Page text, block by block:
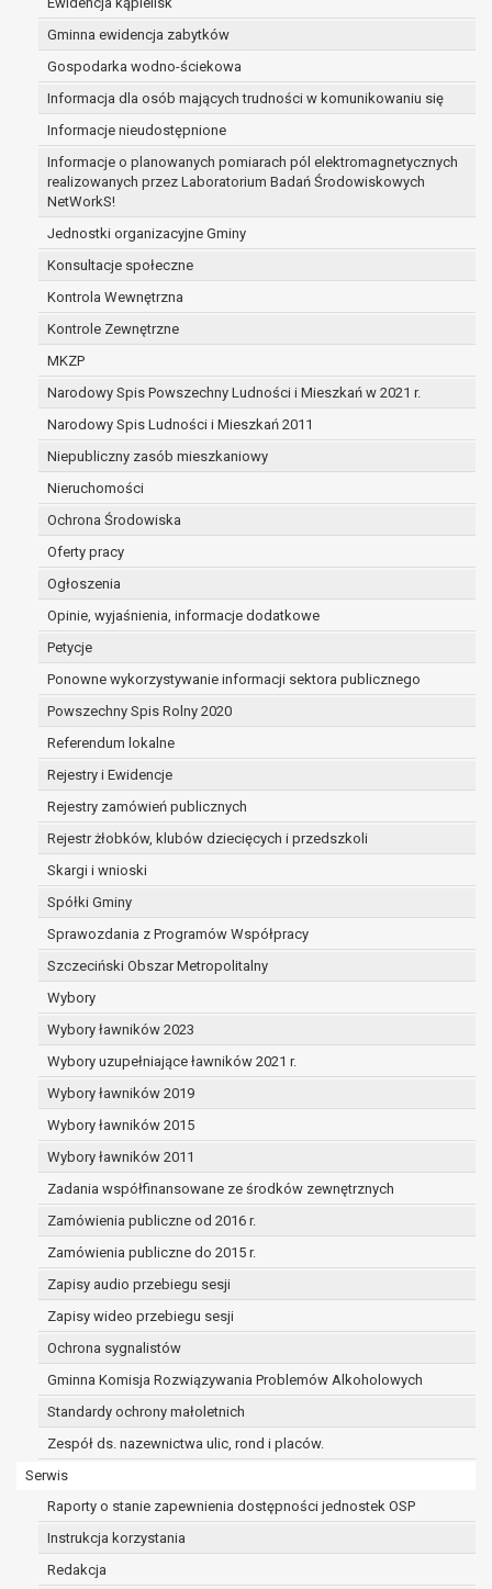
Gminna ewidencja zabytków
Gospodarka wodno-ściekowa
Informacja dla osób mających trudności w komunikowaniu się
Informacje nieudostępnione
Informacje o planowanych pomiarach pól elektromagnetycznych
realizowanych przez Laboratorium Badań Środowiskowych
NetWorkS!
Jednostki organizacyjne Gminy
Konsultacje społeczne
Kontrola Wewnętrzna
Kontrole Zewnętrzne
MKZP
Narodowy Spis Powszechny Ludności i Mieszkań w 2021 r.
Narodowy Spis Ludności i Mieszkań 2011
Niepubliczny zasób mieszkaniowy
Nieruchomości
Ochrona Środowiska
Oferty pracy
Ogłoszenia
Opinie, wyjaśnienia, informacje dodatkowe
Petycje
Ponowne wykorzystywanie informacji sektora publicznego
Powszechny Spis Rolny 2020
Referendum lokalne
Rejestry i Ewidencje
Rejestry zamówień publicznych
Rejestr żłobków, klubów dziecięcych i przedszkoli
Skargi i wnioski
Spółki Gminy
Sprawozdania z Programów Współpracy
Szczeciński Obszar Metropolitalny
Wybory
Wybory ławników 2023
Wybory uzupełniające ławników 2021 r.
Wybory ławników 2019
Wybory ławników 2015
Wybory ławników 2011
Zadania współfinansowane ze środków zewnętrznych
Zamówienia publiczne od 2016 r.
Zamówienia publiczne do 2015 r.
Zapisy audio przebiegu sesji
Zapisy wideo przebiegu sesji
Ochrona sygnalistów
Gminna Komisja Rozwiązywania Problemów Alkoholowych
Standardy ochrony małoletnich
Zespół ds. nazewnictwa ulic, rond i placów.
Serwis
Raporty o stanie zapewnienia dostępności jednostek OSP
Instrukcja korzystania
Redakcja
W przypadku, gdy dane osobowe przetwarzane są
w celu zawarcia i realizacji umowy przetwarzanie
odbywa się przez okres niezbędny do realizacji
zawartej umowy, a po tym czasie w zakresie
wymaganym przez przepisy prawa lub dla
zabezpieczenia ewentualnych roszczeń, a w
przypadku wyrażenia zgody na przetwarzanie
danych po zakończeniu i rozliczeniu umowy, do
czasu wycofania tej zgody.
Ponadto w przypadku umów o dofinansowanie
dane osobowe od momentu pozyskania
przechowywane są przez okres wynikający z
umowy o dofinansowanie zawartej między
beneficjentem a określoną instytucją, trwałości
danego projektu i konieczności zachowania
dokumentacji projektu do celów kontrolnych.
W związku z przetwarzaniem przez
administratora danych osobowych przysługuje
Pani/Panu:
prawo dostępu do treści danych oraz
otrzymywania ich kopii na podstawie art. 15
RODO;
podstawie art. 16 RODO,
dane są nieprawidłowe lub
prawo do żądania usunięcia danych
osobowych (tzw. prawo do bycia
zapomnianym) na podstawie art. 17 RODO,
w przypadku gdy:
dane nie są już niezbędne do celów,
dla których były zebrane lub w inny
sposób przetwarzane,
osoba, której dane dotyczą, wniosła
sprzeciw wobec przetwarzania
danych osobowych,
zgodę na przetwarzanie danych
osobowych, która jest podstawą
przetwarzania danych i nie ma innej
danych,
dane osobowe przetwarzane są
niezgodnie z prawem,
dane osobowe muszą być usunięte w
celu wywiązania się z obowiązku
prawo do żądania ograniczenia
przetwarzania danych osobowych na
podstawie art. 18 RODO, w przypadku gdy:
osoba, której dane dotyczą
kwestionuje prawidłowość danych
osobowych – na okres pozwalający
administratorowi sprawdzić
przetwarzanie danych jest niezgodne
z prawem, a osoba, której dane
dotyczą, sprzeciwia się usunięciu
danych, żądając w zamian ich
ograniczenia,
danych dla swoich celów, ale osoba,
której dane dotyczą, potrzebuje ich do
ustalenia, obrony lub dochodzenia
roszczeń,